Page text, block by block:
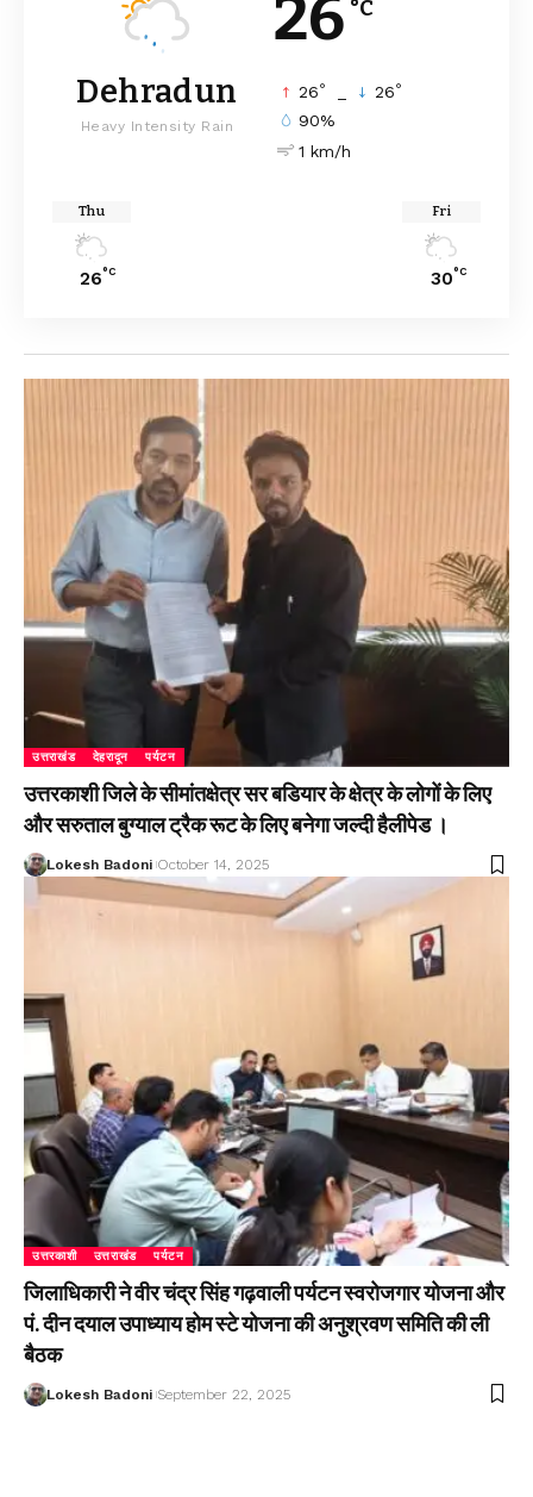
26 °C
Dehradun
Heavy Intensity Rain
26° 26°
90%
1 km/h
Thu
26°C
Fri
30°C
उत्तराखंड देहरादून पर्यटन
उत्तरकाशी जिले के सीमांतक्षेत्र सर बडियार के क्षेत्र के लोगों के लिए
और सरुताल बुग्याल ट्रैक रूट के लिए बनेगा जल्दी हैलीपेड ।
Lokesh Badoni October 14, 2025
उत्तरकाशी उत्तराखंड पर्यटन
जिलाधिकारी ने वीर चंद्र सिंह गढ़वाली पर्यटन स्वरोजगार योजना और
पं. दीन दयाल उपाध्याय होम स्टे योजना की अनुश्रवण समिति की ली
बैठक
Lokesh Badoni September 22, 2025